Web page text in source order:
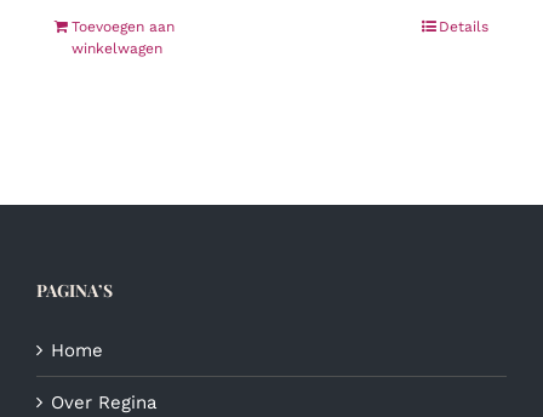
Toevoegen aan
winkelwagen
Details
PAGINA’S
Home
Over Regina